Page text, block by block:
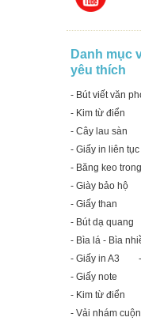
Danh mục
yêu thích
- Bút viết văn
- Kim từ điển
- Cây lau sàn
- Giấy in liên tục
- Băng keo
- Giày bảo hộ
- Giấy than
- Bút dạ quang
- Bìa lá - Bìa
- Giấy in A3
- Giấy note
- Kim từ điển
- Vải nhám cuộn